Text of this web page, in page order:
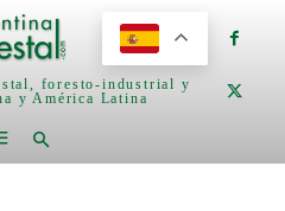
foresto-industrial y
y América Latina